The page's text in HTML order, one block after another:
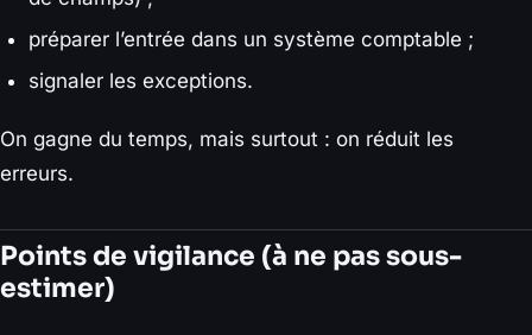
préparer l’entrée dans un système comptable ;
signaler les exceptions.
On gagne du temps, mais surtout : on réduit les
erreurs.
Points de vigilance (à ne pas sous-
estimer)